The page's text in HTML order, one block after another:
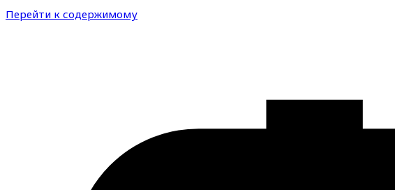
Перейти к содержимому